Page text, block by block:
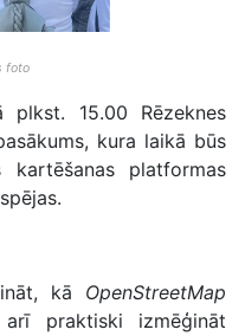
foto
15.00 Rēzeknes
kura laikā būs
kartēšanas platformas
kā OpenStreetMap
praktiski izmēģināt